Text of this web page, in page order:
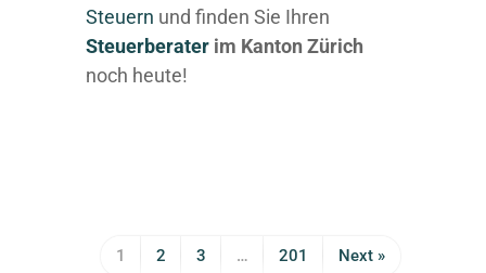
Steuern und finden Sie Ihren
Steuerberater im Kanton Zürich
noch heute!
1 2 3 … 201 Next »